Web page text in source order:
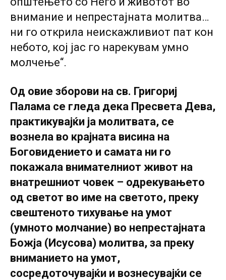
внимание и непрестајната молитва…
ни го открила неискажливиот пат кон
небото, кој јас го нарекувам умно
молчење“.
Од овие зборови на св. Григориј
Палама се гледа дека Пресвета Дева,
практикувајќи ја молитвата, се
вознела во крајната висина на
Боговидението и самата ни го
покажала внимателниот живот на
внатрешниот човек – одрекувањето
од светот во име на светото, преку
свештеното тихување на умот
(умното молчание) во непрестајната
Божја (Исусова) молитва, за преку
вниманието на умот,
сосредоточувајќи и вознесувајќи се